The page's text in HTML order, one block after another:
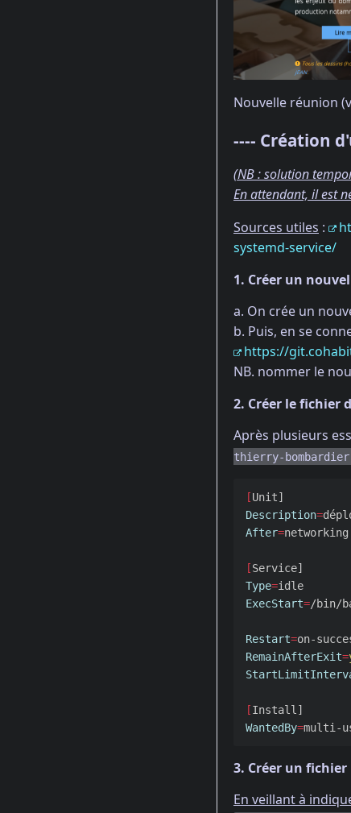
Nouvelle réunion
---- Création
(NB : solution
En attendant, il est
Sources utiles :
systemd-service/
1. Créer un
a. On crée un
b. Puis, en se
https://
NB. nommer le
2. Créer le fichier
Après plusieurs
thierry-
[
Description=
After=
[
Type=
ExecStart=/bin/
Restart=
RemainAfterExit=
[
WantedBy=
3. Créer un
En veillant à